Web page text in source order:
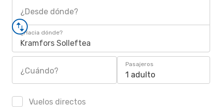
¿Desde dónde?
¿Hacia dónde?
Kramfors Solleftea
¿Cuándo?
Pasajeros
1 adulto
Vuelos directos